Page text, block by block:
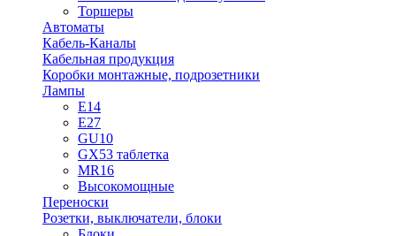
Торшеры
Автоматы
Кабель-Каналы
Кабельная продукция
Коробки монтажные, подрозетники
Лампы
E14
E27
GU10
GX53 таблетка
MR16
Высокомощные
Переноски
Розетки, выключатели, блоки